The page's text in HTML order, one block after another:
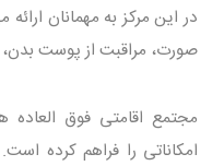
در این مرکز به مهمانان
صورت، مراقبت از پوست بدن،
مجتمع اقامتی فوق العاده
امکاناتی را فراهم کرده